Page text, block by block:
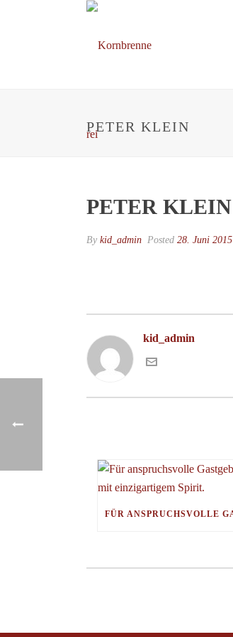
PETER KLEIN
PETER KLEIN
By kid_admin Posted 28. Juni 2015
kid_admin